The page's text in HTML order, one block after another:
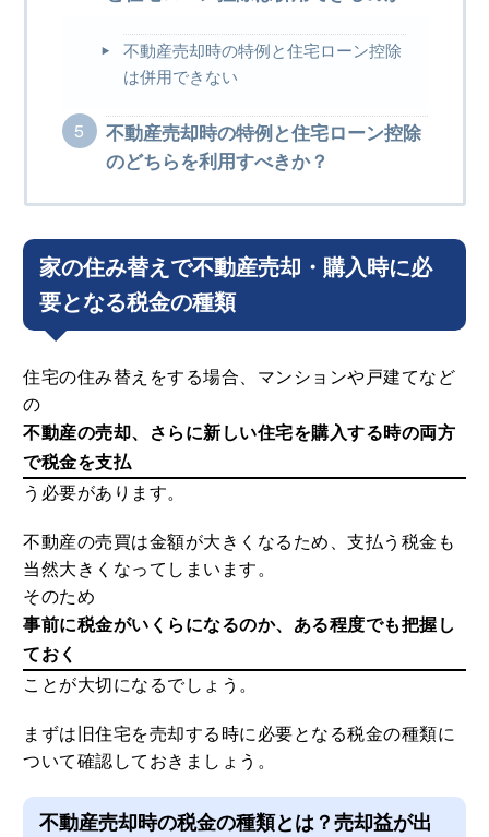
不動産売却時の特例と住宅ローン控除
は併用できない
不動産売却時の特例と住宅ローン控除
のどちらを利用すべきか？
家の住み替えで不動産売却・購入時に必
要となる税金の種類
住宅の住み替えをする場合、マンションや戸建てなど
の
不動産の売却、さらに新しい住宅を購入する時の両方
で税金を支払
う必要があります。
不動産の売買は金額が大きくなるため、支払う税金も
当然大きくなってしまいます。
そのため
事前に税金がいくらになるのか、ある程度でも把握し
ておく
ことが大切になるでしょう。
まずは旧住宅を売却する時に必要となる税金の種類に
ついて確認しておきましょう。
不動産売却時の税金の種類とは？売却益が出